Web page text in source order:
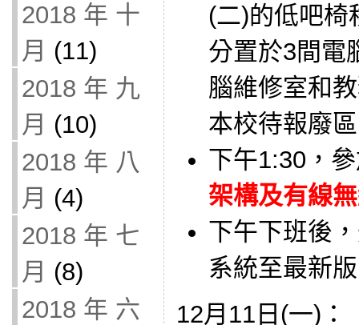
2018 年 十
月 (11)
2018 年 九
月 (10)
2018 年 八
月 (4)
2018 年 七
月 (8)
2018 年 六
(二)的低吧椅
分置於3間電
腦維修室和
本校待報廢
下午1:30，
架構及有線
下午下班後
系統至最新
12月11日(一)：